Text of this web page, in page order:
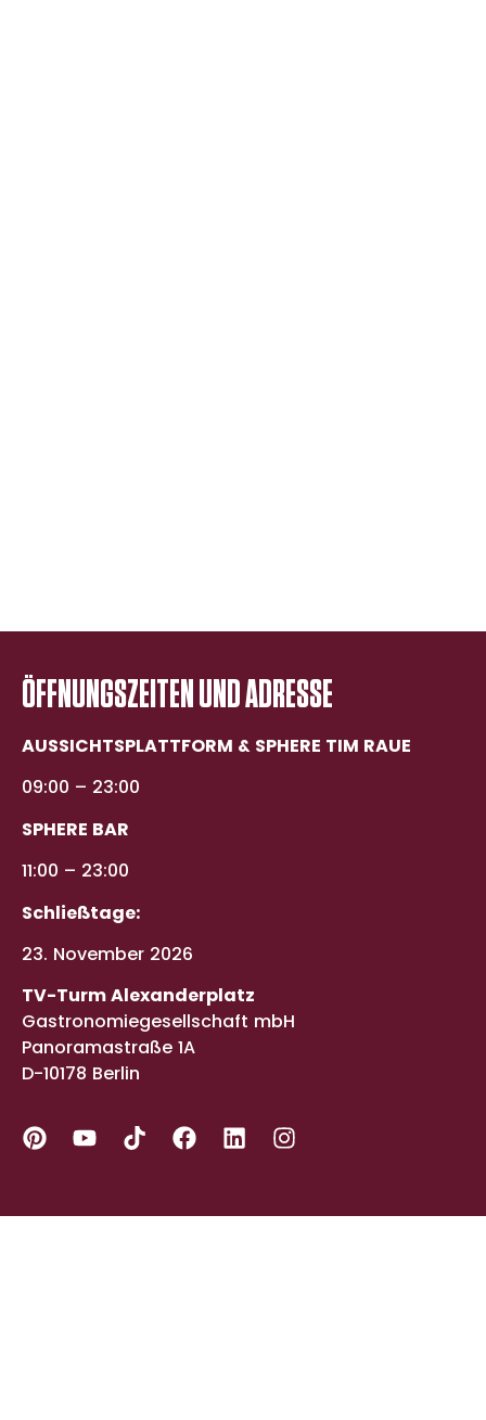
ÖFFNUNGSZEITEN UND ADRESSE
AUSSICHTSPLATTFORM & SPHERE TIM RAUE
09:00 – 23:00
SPHERE BAR
11:00 – 23:00
Schließtage:
23. November 2026
TV-Turm Alexanderplatz
Gastronomiegesellschaft mbH
Panoramastraße 1A
D-10178 Berlin